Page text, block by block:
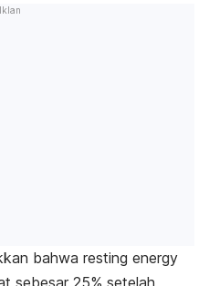
Iklan
bahwa resting energy
sebesar 25% setelah